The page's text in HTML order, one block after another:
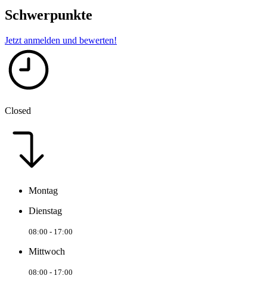
Schwerpunkte
Jetzt anmelden und bewerten!
Closed
Montag
Dienstag
08:00 - 17:00
Mittwoch
08:00 - 17:00